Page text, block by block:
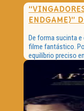
ENDGAME)”
De forma sucinta e
filme fantástico.
equilíbrio preciso